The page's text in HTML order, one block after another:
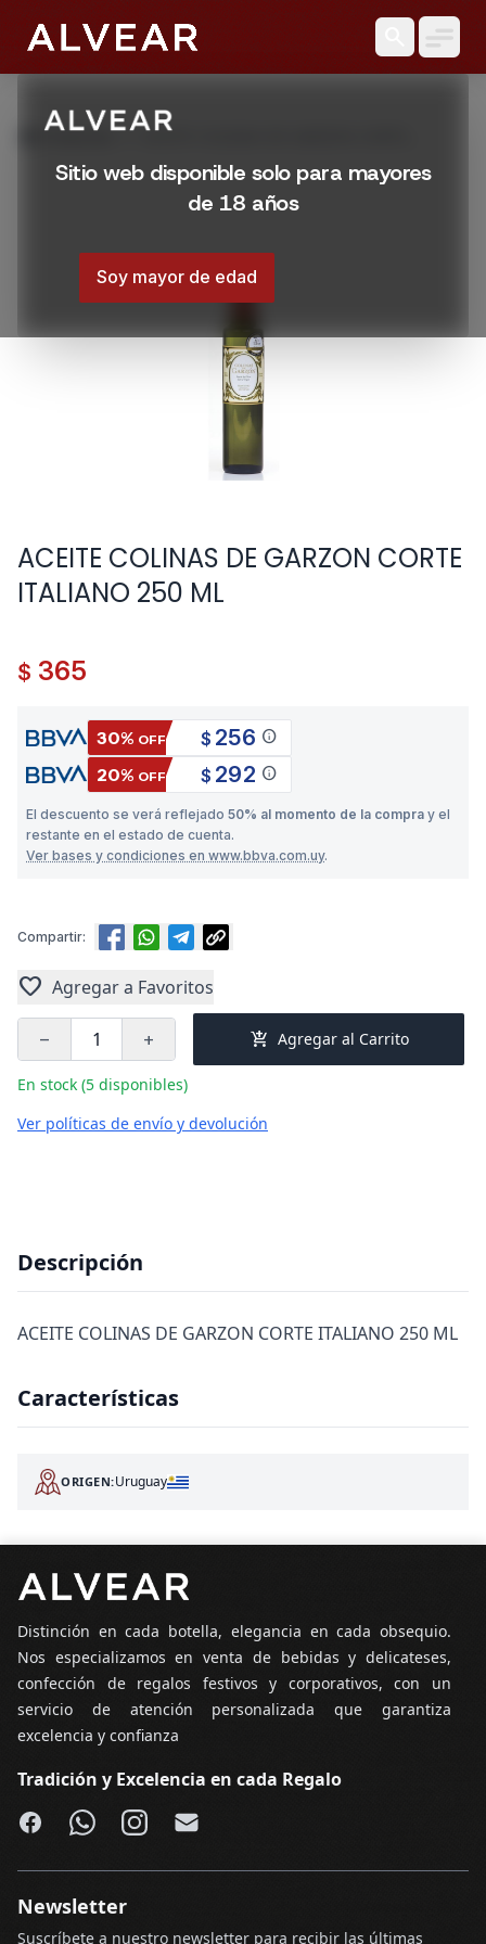
Sitio web disponible solo para mayores
de 18 años
Soy mayor de edad
Productos
ACEITE COLINAS DE GARZON CORTE
ACEITE COLINAS DE GARZON CORTE
ITALIANO 250 ML
$ 365
30% OFF $ 256 info
20% OFF $ 292 info
El descuento se verá reflejado 50% al momento de la compra y el
restante en el estado de cuenta.
Ver bases y condiciones en www.bbva.com.uy.
Compartir:
favorite Agregar a Favoritos
remove add add_shopping_cart Agregar al Carrito
En stock (5 disponibles)
Ver políticas de envío y devolución
Descripción
ACEITE COLINAS DE GARZON CORTE ITALIANO 250 ML
Características
ORIGEN:Uruguay
Distinción en cada botella, elegancia en cada obsequio.
Nos especializamos en venta de bebidas y delicateses,
confección de regalos festivos y corporativos, con un
servicio de atención personalizada que garantiza
excelencia y confianza
Tradición y Excelencia en cada Regalo
Facebook
WhatsApp
Instagram
Email
Newsletter
Suscríbete a nuestro newsletter para recibir las últimas